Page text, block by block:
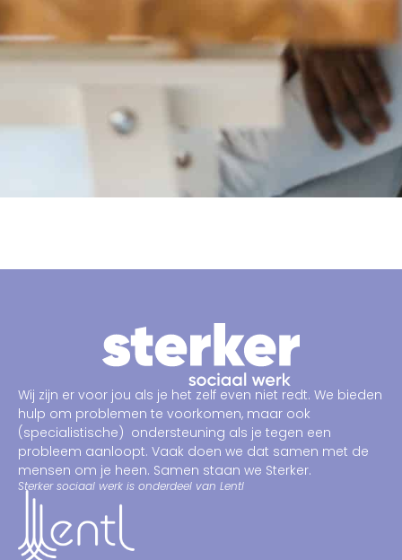
Wij zijn er voor jou als je het zelf even niet redt. We bieden
hulp om problemen te voorkomen, maar ook
(specialistische) ondersteuning als je tegen een
probleem aanloopt. Vaak doen we dat samen met de
mensen om je heen. Samen staan we Sterker.
Sterker sociaal werk is onderdeel van Lentl